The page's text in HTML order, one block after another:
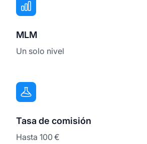
MLM
Un solo nivel
Tasa de comisión
Hasta 100 €